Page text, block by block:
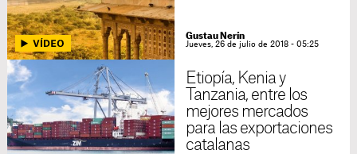
Gustau Nerín
Jueves, 26 de julio de 2018 - 05:25
Etiopía, Kenia y
Tanzania, entre los
mejores mercados
para las exportaciones
catalanas